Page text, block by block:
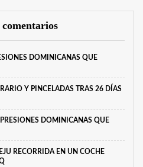
DOMINICANAS QUE
Y PINCELADAS TRAS 26 DÍAS
DOMINICANAS QUE
RECORRIDA EN UN COCHE